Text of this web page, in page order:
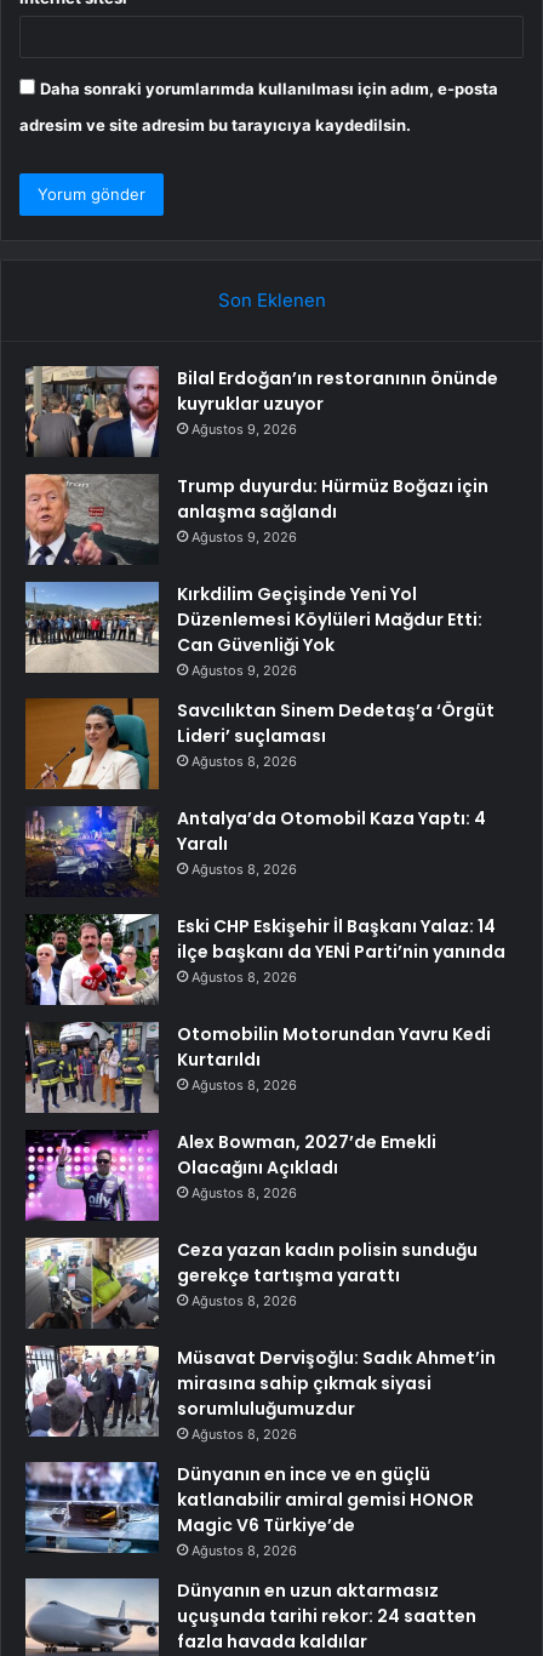
Daha sonraki yorumlarımda kullanılması için adım, e-posta
adresim ve site adresim bu tarayıcıya kaydedilsin.
Son Eklenen
Bilal Erdoğan’ın restoranının önünde
kuyruklar uzuyor
Ağustos 9, 2026
Trump duyurdu: Hürmüz Boğazı için
anlaşma sağlandı
Ağustos 9, 2026
Kırkdilim Geçişinde Yeni Yol
Düzenlemesi Köylüleri Mağdur Etti:
Can Güvenliği Yok
Ağustos 9, 2026
Savcılıktan Sinem Dedetaş’a ‘Örgüt
Lideri’ suçlaması
Ağustos 8, 2026
Antalya’da Otomobil Kaza Yaptı: 4
Yaralı
Ağustos 8, 2026
Eski CHP Eskişehir İl Başkanı Yalaz: 14
ilçe başkanı da YENİ Parti’nin yanında
Ağustos 8, 2026
Otomobilin Motorundan Yavru Kedi
Kurtarıldı
Ağustos 8, 2026
Alex Bowman, 2027’de Emekli
Olacağını Açıkladı
Ağustos 8, 2026
Ceza yazan kadın polisin sunduğu
gerekçe tartışma yarattı
Ağustos 8, 2026
Müsavat Dervişoğlu: Sadık Ahmet’in
mirasına sahip çıkmak siyasi
sorumluluğumuzdur
Ağustos 8, 2026
Dünyanın en ince ve en güçlü
katlanabilir amiral gemisi HONOR
Magic V6 Türkiye’de
Ağustos 8, 2026
Dünyanın en uzun aktarmasız
uçuşunda tarihi rekor: 24 saatten
fazla havada kaldılar